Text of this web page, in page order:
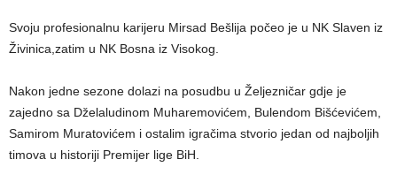
Svoju profesionalnu karijeru Mirsad Bešlija počeo je u NK Slaven iz
Živinica,zatim u NK Bosna iz Visokog.
Nakon jedne sezone dolazi na posudbu u Željezničar gdje je
zajedno sa Dželaludinom Muharemovićem, Bulendom Bišćevićem,
Samirom Muratovićem i ostalim igračima stvorio jedan od najboljih
timova u historiji Premijer lige BiH.